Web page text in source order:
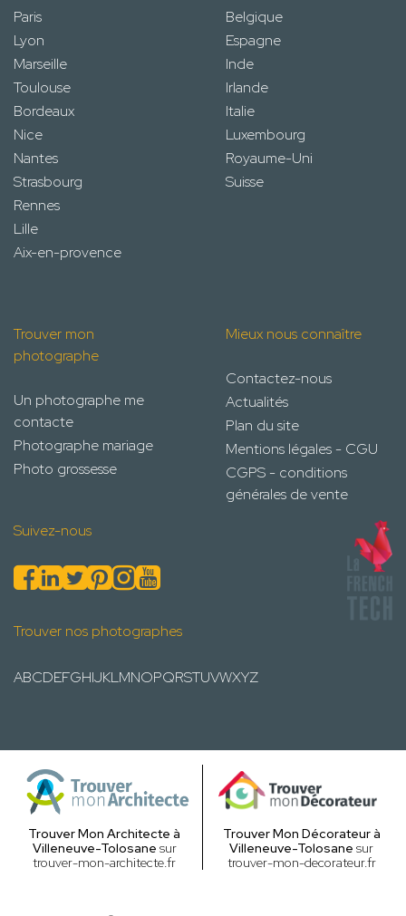
Paris
Lyon
Marseille
Toulouse
Bordeaux
Nice
Nantes
Strasbourg
Rennes
Lille
Aix-en-provence
Belgique
Espagne
Inde
Irlande
Italie
Luxembourg
Royaume-Uni
Suisse
Trouver mon
photographe
Un photographe me
contacte
Photographe mariage
Photo grossesse
Mieux nous connaître
Contactez-nous
Actualités
Plan du site
Mentions légales - CGU
CGPS - conditions
générales de vente
Suivez-nous
Trouver nos photographes
ABCDEFGHIJKLMNOPQRSTUVWXYZ
Trouver Mon Architecte à
Villeneuve-Tolosane sur
trouver-mon-architecte.fr
Trouver Mon Décorateur à
Villeneuve-Tolosane sur
trouver-mon-decorateur.fr